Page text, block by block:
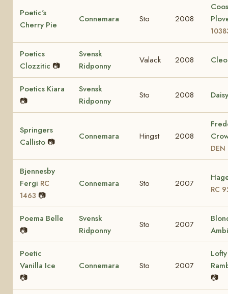
Poetic's
Cherry Pie
Connemara Sto 2008
Poetics
Clozzitic 📷
Svensk
Ridponny
Valack 2008
Poetics Kiara
📷
Svensk
Ridponny
Sto 2008 Daisy
Springers
Callisto 📷
Connemara Hingst 2008
Bjennesby
Fergi RC
1463 📷
Connemara Sto 2007
RC
Poema Belle
📷
Svensk
Ridponny
Sto 2007
Poetic
Vanilla Ice
📷
Connemara Sto 2007
📷